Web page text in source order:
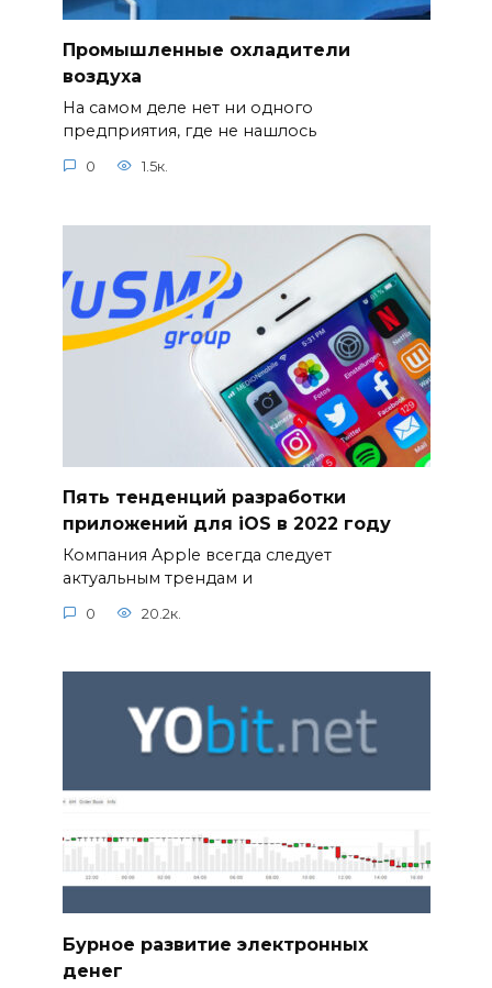
Промышленные охладители
воздуха
На самом деле нет ни одного
предприятия, где не нашлось
0 1.5к.
Пять тенденций разработки
приложений для iOS в 2022 году
Компания Apple всегда следует
актуальным трендам и
0 20.2к.
Бурное развитие электронных
денег